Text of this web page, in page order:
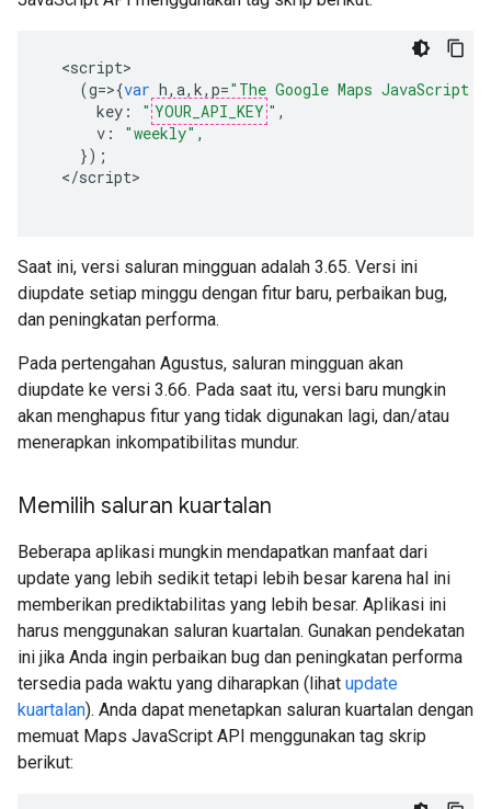
<script
(g=>{var h, a, k, p="The Google Maps JavaScript
key : " YOUR_API_KEY " ,
v : "weekly" ,
});
</script
Saat ini, versi saluran mingguan adalah 3.65. Versi ini
diupdate setiap minggu dengan fitur baru, perbaikan bug,
dan peningkatan performa.
Pada pertengahan Agustus, saluran mingguan akan
diupdate ke versi 3.66. Pada saat itu, versi baru mungkin
akan menghapus fitur yang tidak digunakan lagi, dan/atau
menerapkan inkompatibilitas mundur.
Memilih saluran kuartalan
Beberapa aplikasi mungkin mendapatkan manfaat dari
update yang lebih sedikit tetapi lebih besar karena hal ini
memberikan prediktabilitas yang lebih besar. Aplikasi ini
harus menggunakan saluran kuartalan. Gunakan pendekatan
ini jika Anda ingin perbaikan bug dan peningkatan performa
tersedia pada waktu yang diharapkan (lihat update
kuartalan). Anda dapat menetapkan saluran kuartalan dengan
memuat Maps JavaScript API menggunakan tag skrip
berikut: